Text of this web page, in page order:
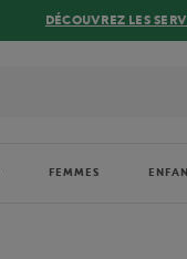
DÉCOUVREZ LES
FEMMES